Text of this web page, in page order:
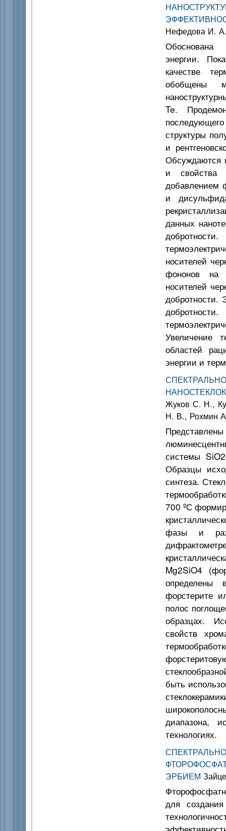
Нефедова И.
Обоснована
энергии.
качестве
обобщены
Te.
структуры
и
Обсуждаются
и свойства
добавлением
и
данных
носителей
фононов на
носителей
добротности.
Увеличение
областей
энергии и
Жуков С. Н.,
Н. В., Рохмин
системы
Образцы
синтеза.
700 ºС
фазы и
Mg2SiO4
определены
форстерите
полос
образцах.
свойств
быть
диапазона,
технологиях.
ЭРБИЕМ
для